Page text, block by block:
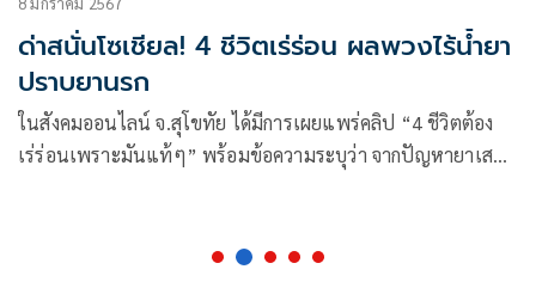
ด่าสนั่นโซเชียล! 4 ชีวิตเร่ร่อน ผลพวงไร้น้ำยา
ปราบยานรก
ในสังคมออนไลน์ จ.สุโขทัย ได้มีการเผยแพร่คลิป “4 ชีวิตต้อง
เร่ร่อนเพราะมันแท้ๆ” พร้อมข้อความระบุว่า จากปัญหายาเสพ